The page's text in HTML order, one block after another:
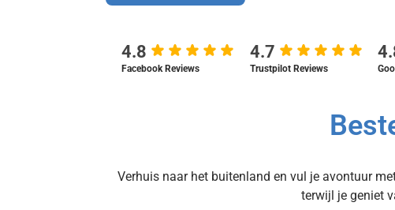
4.8
Facebook Reviews
4.7
Trustpilot Reviews
Verhuis naar het buitenland en vul je avontuur
terwijl je geniet